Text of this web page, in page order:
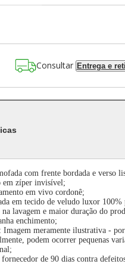
Consultar Entrega e
com frente bordada e verso
em zíper invisível;
em vivo cordonê;
em tecido de veludo luxor 100%
lavagem e maior duração do
enchimento;
Imagem meramente ilustrativa -
podem ocorrer pequenas
de 90 dias contra